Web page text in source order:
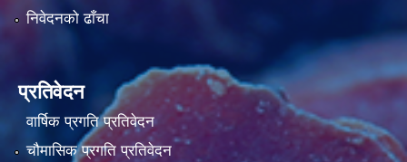
निवेदनको ढाँचा
प्रतिवेदन
वार्षिक प्रगति प्रतिवेदन
चौमासिक प्रगति प्रतिवेदन